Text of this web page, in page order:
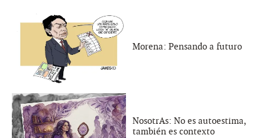
Morena: Pensando a futuro
NosotrAs: No es autoestima,
también es contexto